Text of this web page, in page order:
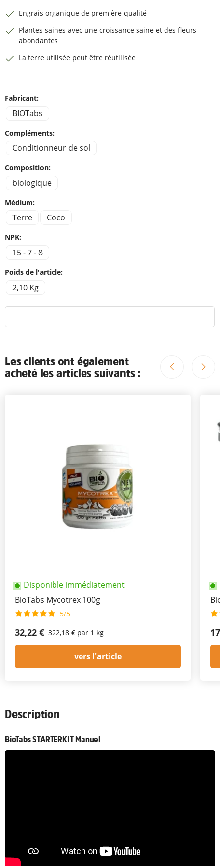
Engrais organique de première qualité
Plantes saines avec une croissance saine et des fleurs
abondantes
La terre utilisée peut être réutilisée
Fabricant:
BIOTabs
Compléments:
Conditionneur de sol
Composition:
biologique
Médium:
Terre Coco
NPK:
15 - 7 - 8
Poids de l'article:
2,10 Kg
Les clients ont également
acheté les articles suivants :
Disponible immédiatement
BioTabs Mycotrex 100g
5/5
32,22 € 322,18 € par 1 kg
vers l'article
Description
BioTabs STARTERKIT Manuel